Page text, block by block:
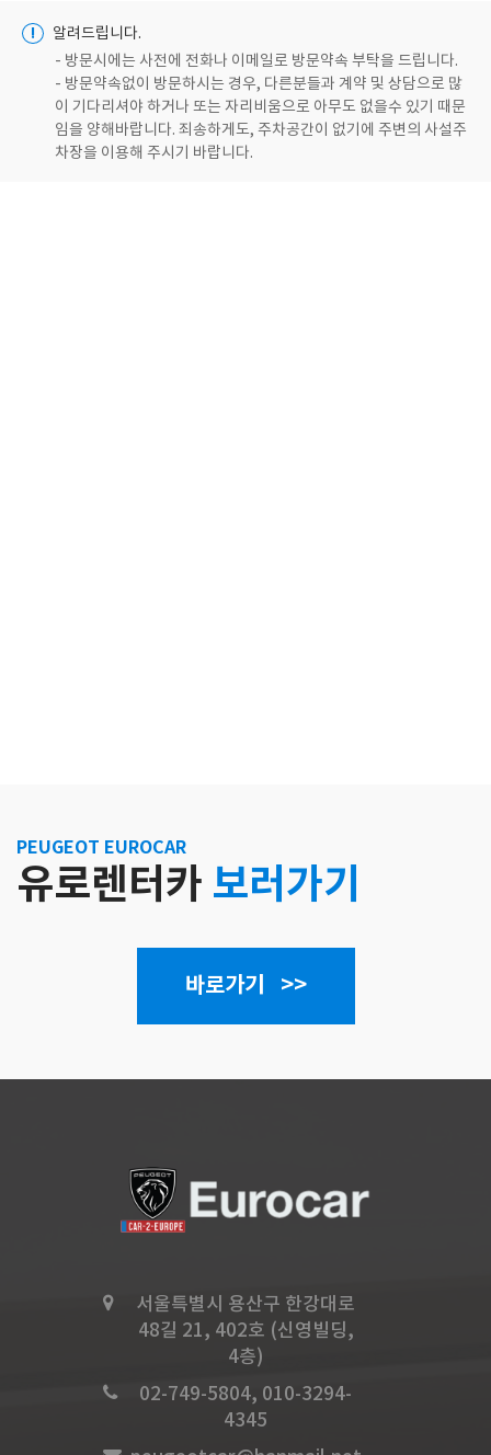
!
알려드립니다.
- 방문시에는 사전에 전화나 이메일로 방문약속 부탁을 드립니다.
- 방문약속없이 방문하시는 경우, 다른분들과 계약 및 상담으로 많
이 기다리셔야 하거나 또는 자리비움으로 아무도 없을수 있기 때문
임을 양해바랍니다. 죄송하게도, 주차공간이 없기에 주변의 사설주
차장을 이용해 주시기 바랍니다.
PEUGEOT EUROCAR
유로렌터카 보러가기
바로가기 >>
서울특별시 용산구 한강대로
48길 21, 402호 (신영빌딩,
4층)
02-749-5804, 010-3294-
4345